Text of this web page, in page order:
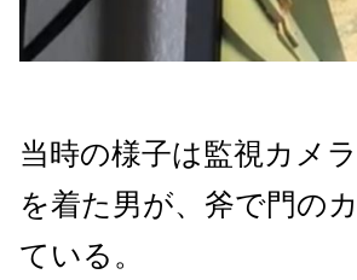
当時の様子は監視カメ
を着た男が、斧で門の
ている。